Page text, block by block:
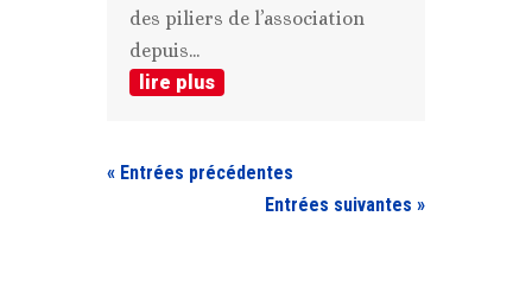
des piliers de l’association
depuis...
lire plus
« Entrées précédentes
Entrées suivantes »